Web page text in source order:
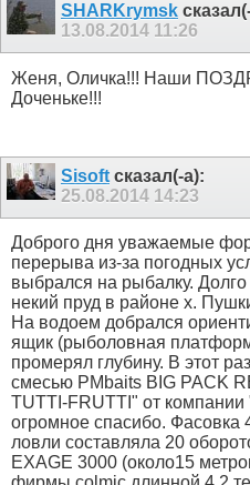
SHARKrymsk
13.08.2014 11:26
Женя, Оличка!!! Наши
Доченьке!!!
Sisoft сказал(-а):
25.08.2014 14:23
Доброго дня уважаемые
перерыва из-за погодных
выбрался на рыбалку.
некий пруд в районе х.
На водоем добрался
ящик (рыболовная
промерял глубину. В этот
смесью PMbaits BIG PACK
TUTTI-FRUTTI" от компании
огромное спасибо. Фасовка
ловли составляла 20
EXAGE 3000 (около15